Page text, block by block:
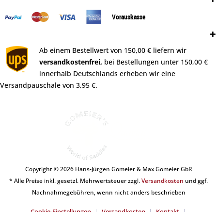
Vorauskasse
Ab einem Bestellwert von 150,00 € liefern wir
versandkostenfrei, bei Bestellungen unter 150,00 €
innerhalb Deutschlands erheben wir eine
Versandpauschale von 3,95 €.
Copyright © 2026 Hans-Jürgen Gomeier & Max Gomeier GbR
* Alle Preise inkl. gesetzl. Mehrwertsteuer zzgl.Versandkosten und ggf.
Nachnahmegebühren, wenn nicht anders beschrieben